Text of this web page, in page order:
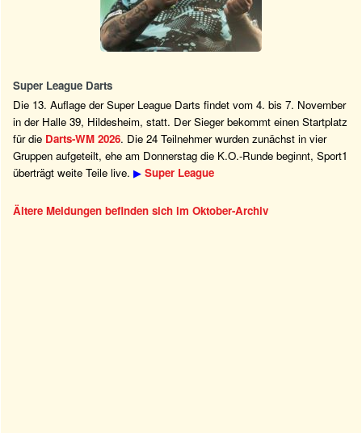
Super League Darts
Die 13. Auflage der Super League Darts findet vom 4. bis 7. November
in der Halle 39, Hildesheim, statt. Der Sieger bekommt einen Startplatz
für die Darts-WM 2026. Die 24 Teilnehmer wurden zunächst in vier
Gruppen aufgeteilt, ehe am Donnerstag die K.O.-Runde beginnt, Sport1
überträgt weite Teile live. ▶ Super League
Ältere Meldungen befinden sich im Oktober-Archiv